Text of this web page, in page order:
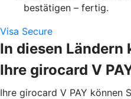
bestätigen – fertig.
Visa Secure
In diesen Ländern
Ihre girocard V
Ihre girocard V PAY können